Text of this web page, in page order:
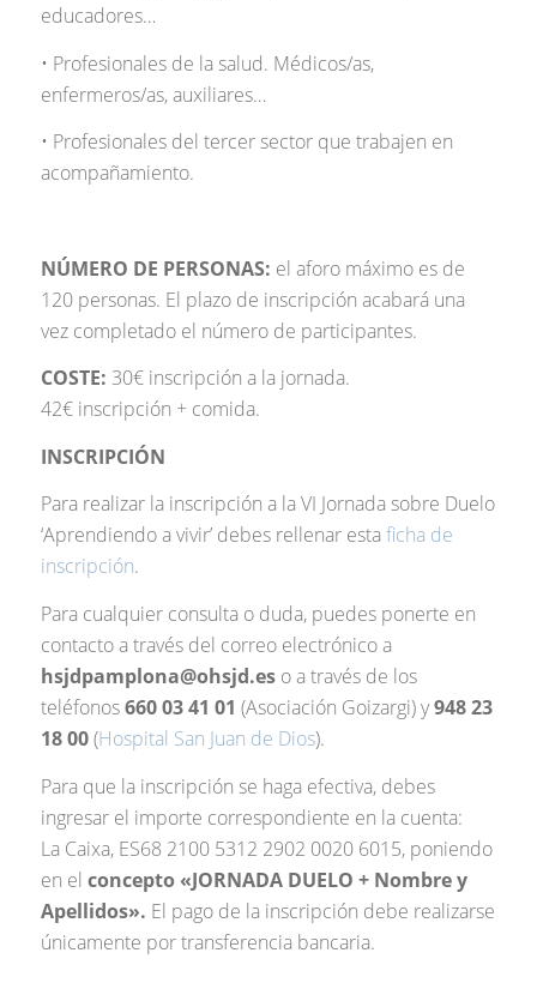
educadores…
• Profesionales de la salud. Médicos/as,
enfermeros/as, auxiliares…
• Profesionales del tercer sector que trabajen en
acompañamiento.
NÚMERO DE PERSONAS: el aforo máximo es de
120 personas. El plazo de inscripción acabará una
vez completado el número de participantes.
COSTE: 30€ inscripción a la jornada.
42€ inscripción + comida.
INSCRIPCIÓN
Para realizar la inscripción a la VI Jornada sobre Duelo
‘Aprendiendo a vivir’ debes rellenar esta ficha de
inscripción.
Para cualquier consulta o duda, puedes ponerte en
contacto a través del correo electrónico a
hsjdpamplona@ohsjd.eso a través de los
teléfonos660 03 41 01 (Asociación Goizargi) y948 23
18 00(Hospital San Juan de Dios).
Para que la inscripción se haga efectiva, debes
ingresar el importe correspondiente en la cuenta:
La Caixa, ES68 2100 5312 2902 0020 6015, poniendo
en el concepto «JORNADA DUELO + Nombre y
Apellidos». El pago de la inscripción debe realizarse
únicamente por transferencia bancaria.